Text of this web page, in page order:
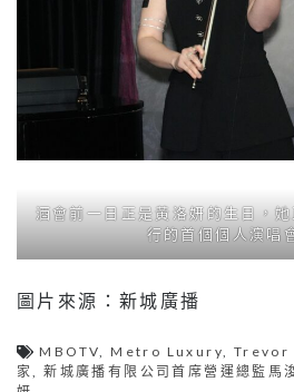
酒會前一日正是黃洛妍的生日，
行的首個個人演唱
圖片來源：新城廣播
MBOTV,Metro Luxury, Trevor
家,新城廣播有限公司首席營運總監馬